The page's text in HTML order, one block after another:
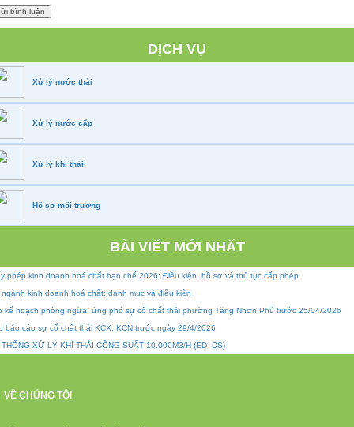
DỊCH VỤ
Xử lý nước thải
Xử lý nước cấp
Xử lý khí thải
Hồ sơ môi trường
BÀI VIẾT MỚI NHẤT
phép kinh doanh hoá chất hạn chế 2026: Điều kiện, hồ sơ và thủ tục cấp phép
ngành kinh doanh hoá chất: danh mục và điều kiện
kế hoạch phòng ngừa, ứng phó sự cố chất thải phường Tăng Nhơn Phú trước 25/04/2026
báo cáo sự cố chất thải KCX, KCN trước ngày 29/4/2026
THỐNG XỬ LÝ KHÍ THẢI CÔNG SUẤT 10.000M3/H (ED- DS)
VỀ CHÚNG TÔI